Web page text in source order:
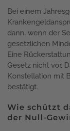
Bei einem
dann, wenn der
gesetzlichen
Eine
Gesetz nicht vor.
Konstellation mit
bestätigt.
Wie schützt
der Null-